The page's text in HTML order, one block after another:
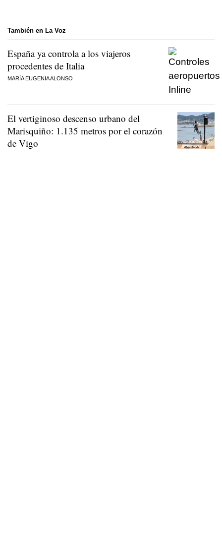
También en La Voz
España ya controla a los viajeros
procedentes de Italia
MARÍA EUGENIA ALONSO
El vertiginoso descenso urbano del
Marisquiño: 1.135 metros por el corazón
de Vigo